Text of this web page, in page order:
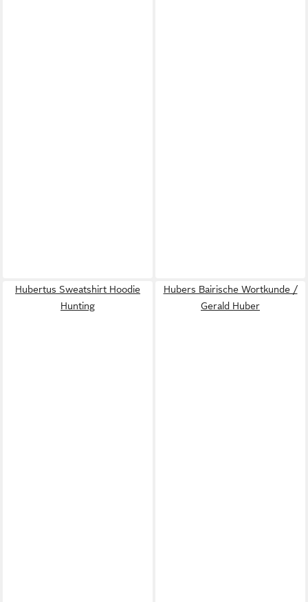
Hubertus Sweatshirt Hoodie
Hunting
Hubers Bairische Wortkunde /
Gerald Huber